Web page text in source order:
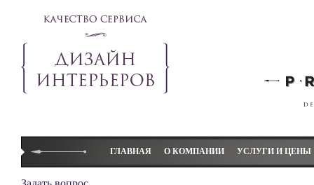
ГЛАВНАЯ О КОМПАНИИ УСЛУГИ И ЦЕНЫ